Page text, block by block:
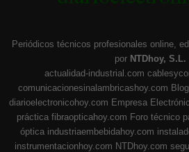
Periódicos técnicos profesionales online,
por NTDhoy, S.L.
actualidad-industrial.com
comunicacionesinalambricashoy.com
diarioelectronicohoy.com Empresa
práctica fibraopticahoy.com Foro técnico
óptica industriaembebidahoy.com
instrumentacionhoy.com NTDhoy.com